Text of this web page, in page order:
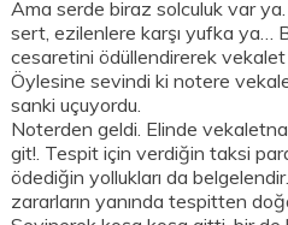
Ama serde biraz solculuk var
sert, ezilenlere karşı yufka ya…
cesaretini ödüllendirerek vekalet
Öylesine sevindi ki notere
sanki uçuyordu.
Noterden geldi. Elinde
git!. Tespit için verdiğin taksi
ödediğin yollukları da
zararların yanında tespitten